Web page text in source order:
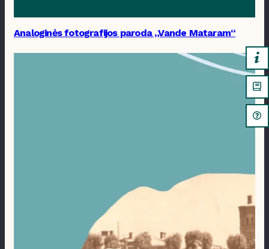
Analoginės fotografijos paroda „Vande Mataram“